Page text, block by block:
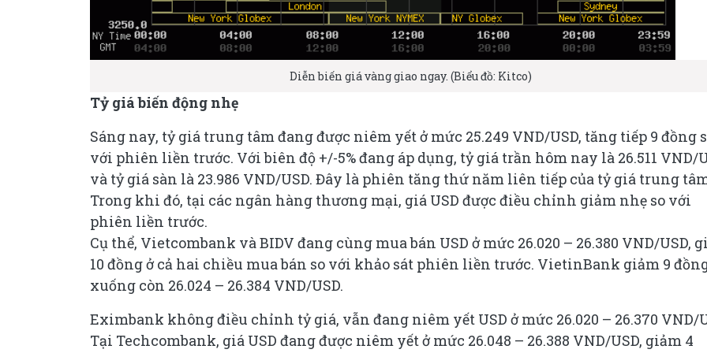
Diễn biến giá vàng giao ngay. (Biểu đồ: Kitco)
Tỷ giá biến động nhẹ
Sáng nay, tỷ giá trung tâm đang được niêm yết ở mức 25.249 VND/USD, tăng tiếp 9 đồng
với phiên liền trước. Với biên độ +/-5% đang áp dụng, tỷ giá trần hôm nay là 26.511 VND/
và tỷ giá sàn là 23.986 VND/USD. Đây là phiên tăng thứ năm liên tiếp của tỷ giá trung
Trong khi đó, tại các ngân hàng thương mại, giá USD được điều chỉnh giảm nhẹ so với
phiên liền trước.
Cụ thể, Vietcombank và BIDV đang cùng mua bán USD ở mức 26.020 – 26.380 VND/USD,
10 đồng ở cả hai chiều mua bán so với khảo sát phiên liền trước. VietinBank giảm 9
xuống còn 26.024 – 26.384 VND/USD.
Eximbank không điều chỉnh tỷ giá, vẫn đang niêm yết USD ở mức 26.020 – 26.370 VND/
Tại Techcombank, giá USD đang được niêm yết ở mức 26.048 – 26.388 VND/USD, giảm 4